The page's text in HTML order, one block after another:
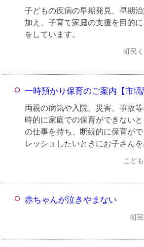
子どもの疾病の早期発見、早期
加え、子育て家庭の支援を目的
をしています。
町民
一時預かり保育のご案内【市塙
両親の病気や入院、災害、事故
時的に家庭での保育ができない
の仕事を持ち、断続的に保育が
レッシュしたいときにお子さんを
こど
赤ちゃんが泣きやまない
町